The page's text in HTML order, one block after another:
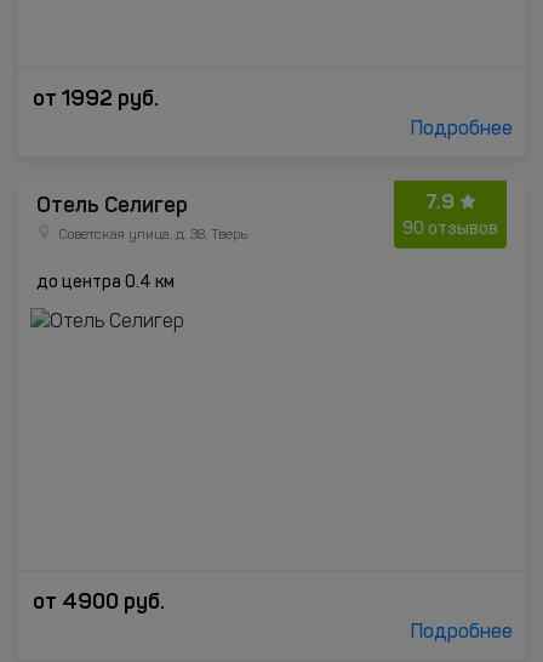
от 1992 руб.
Подробнее
7.9
90 отзывов
Отель Селигер
Советская улица, д. 38, Тверь
до центра 0.4 км
от 4900 руб.
Подробнее